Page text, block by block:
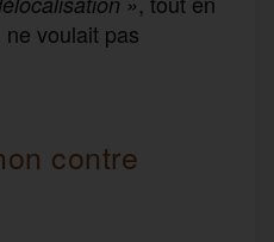
ne voulait pas
contre